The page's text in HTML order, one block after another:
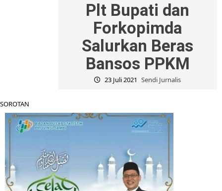
Plt Bupati dan
Forkopimda
Salurkan Beras
Bansos PPKM
23 Juli 2021 Sendi Jurnalis
SOROTAN